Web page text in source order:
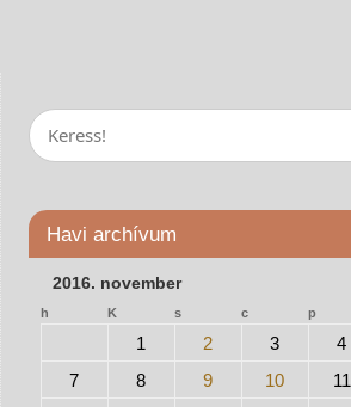
Havi archívum
2016. november
h K s c p
1 2 3 4
7
8 9 10 11